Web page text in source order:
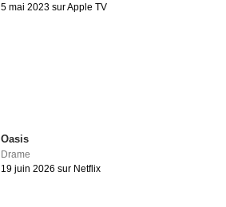
5 mai 2023 sur Apple TV
Oasis
Drame
19 juin 2026 sur Netflix